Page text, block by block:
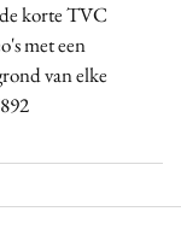
korte TVC
met een
van elke